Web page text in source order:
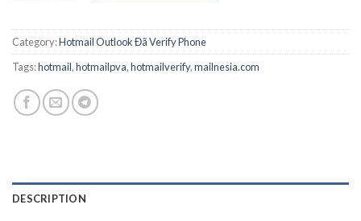
Category:Hotmail Outlook Đã Verify Phone
Tags:hotmail,hotmailpva,hotmailverify,mailnesia.com
DESCRIPTION